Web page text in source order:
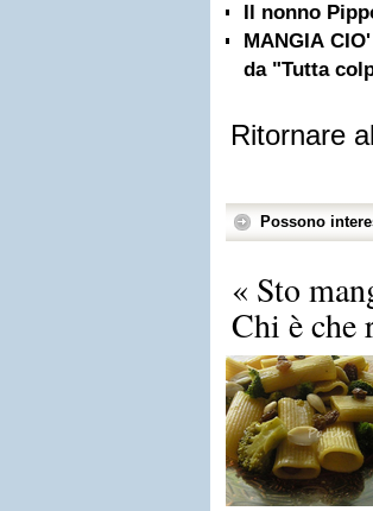
Il nonno
MANGIA
da "Tutta
Ritornare
Possono
« Sto
Chi è che